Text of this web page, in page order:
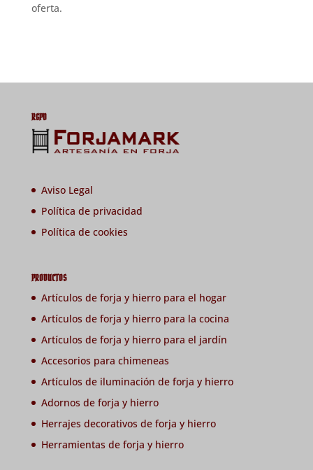
oferta.
RGPD
Aviso Legal
Política de privacidad
Política de cookies
PRODUCTOS
Artículos de forja y hierro para el hogar
Artículos de forja y hierro para la cocina
Artículos de forja y hierro para el jardín
Accesorios para chimeneas
Artículos de iluminación de forja y hierro
Adornos de forja y hierro
Herrajes decorativos de forja y hierro
Herramientas de forja y hierro